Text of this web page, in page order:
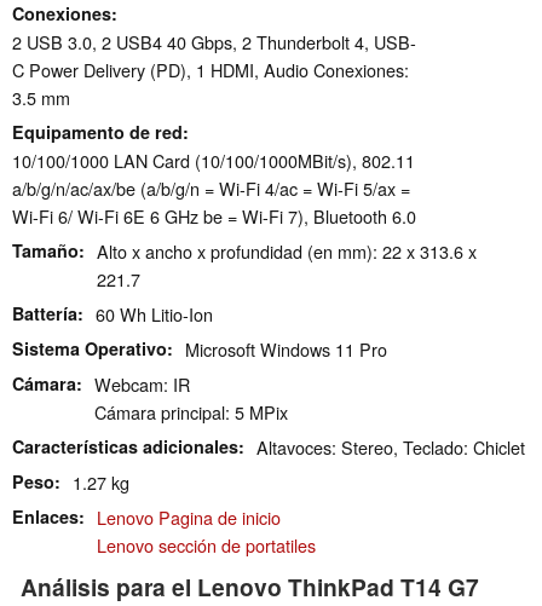
Conexiones
2 USB 3.0, 2 USB4 40 Gbps, 2 Thunderbolt 4, USB-
C Power Delivery (PD), 1 HDMI, Audio Conexiones:
3.5 mm
Equipamento de red
10/100/1000 LAN Card (10/100/1000MBit/s), 802.11
a/​b/​g/​n/​ac/​ax/​be (a/b/g/n = Wi-Fi 4/ac = Wi-Fi 5/ax =
Wi-Fi 6/ Wi-Fi 6E 6 GHz be = Wi-Fi 7), Bluetooth 6.0
Tamaño
Alto x ancho x profundidad (en mm): 22 x 313.6 x
221.7
Battería 60 Wh Litio-Ion
Sistema Operativo Microsoft Windows 11 Pro
Cámara
Webcam: IR
Cámara principal: 5 MPix
Características adicionales Altavoces: Stereo, Teclado: Chiclet
Peso 1.27 kg
Enlaces
Lenovo Pagina de inicio
Lenovo sección de portatiles
Análisis para el Lenovo ThinkPad T14 G7